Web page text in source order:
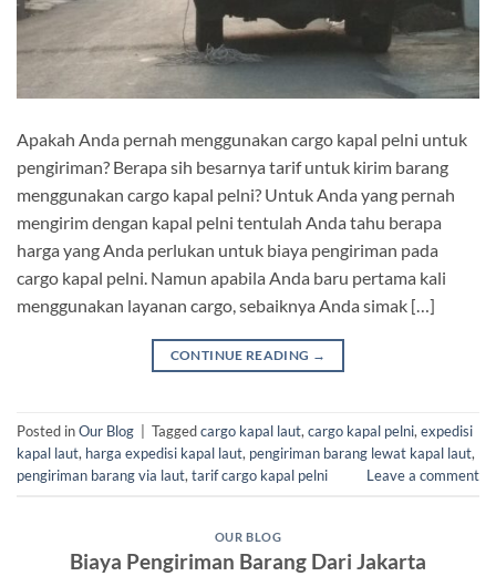
Apakah Anda pernah menggunakan cargo kapal pelni untuk
pengiriman? Berapa sih besarnya tarif untuk kirim barang
menggunakan cargo kapal pelni? Untuk Anda yang pernah
mengirim dengan kapal pelni tentulah Anda tahu berapa
harga yang Anda perlukan untuk biaya pengiriman pada
cargo kapal pelni. Namun apabila Anda baru pertama kali
menggunakan layanan cargo, sebaiknya Anda simak […]
CONTINUE READING →
Posted inOur Blog Taggedcargo kapal laut, cargo kapal pelni, expedisi
kapal laut, harga expedisi kapal laut, pengiriman barang lewat kapal laut,
pengiriman barang via laut, tarif cargo kapal pelni Leave a comment
OUR BLOG
Biaya Pengiriman Barang Dari Jakarta